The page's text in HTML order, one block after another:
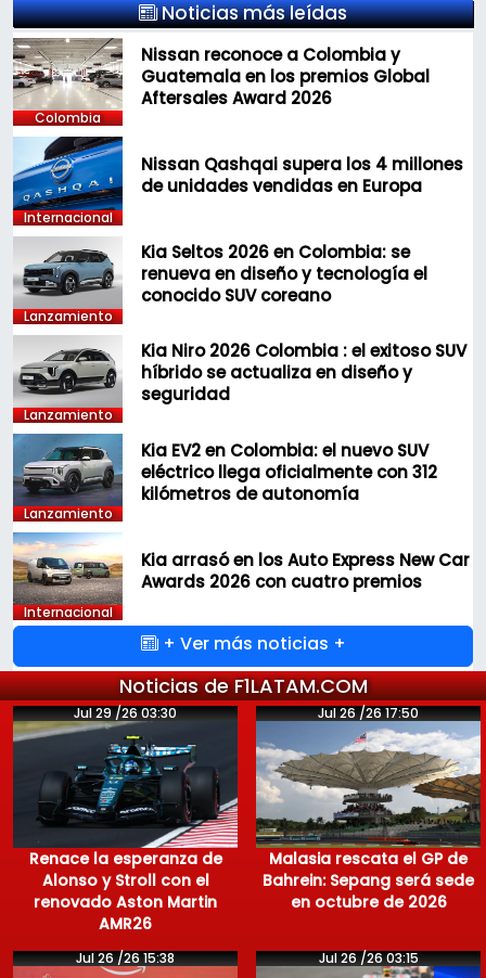
Noticias más leídas
Colombia
Nissan reconoce a Colombia y
Guatemala en los premios Global
Aftersales Award 2026
Internacional
Nissan Qashqai supera los 4 millones
de unidades vendidas en Europa
Lanzamiento
Kia Seltos 2026 en Colombia: se
renueva en diseño y tecnología el
conocido SUV coreano
Lanzamiento
Kia Niro 2026 Colombia : el exitoso SUV
híbrido se actualiza en diseño y
seguridad
Lanzamiento
Kia EV2 en Colombia: el nuevo SUV
eléctrico llega oficialmente con 312
kilómetros de autonomía
Internacional
Kia arrasó en los Auto Express New Car
Awards 2026 con cuatro premios
+ Ver más noticias +
Noticias de F1LATAM.COM
Jul 29 /26 03:30
Renace la esperanza de
Alonso y Stroll con el
renovado Aston Martin
AMR26
Jul 26 /26 17:50
Malasia rescata el GP de
Bahrein: Sepang será sede
en octubre de 2026
Jul 26 /26 15:38 Jul 26 /26 03:15